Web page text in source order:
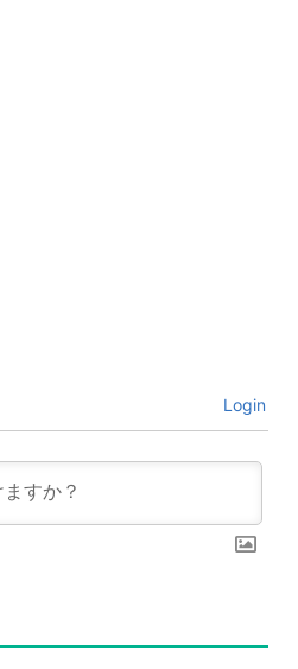
Login